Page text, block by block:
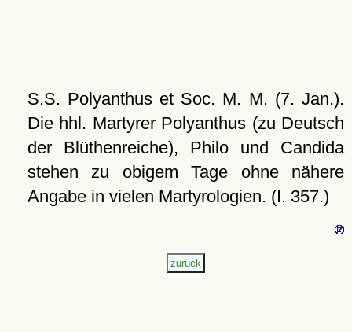
S.S. Polyanthus et Soc. M. M. (7. Jan.).
Die hhl. Martyrer Polyanthus (zu Deutsch
der Blüthenreiche), Philo und Candida
stehen zu obigem Tage ohne nähere
Angabe in vielen Martyrologien. (I. 357.)